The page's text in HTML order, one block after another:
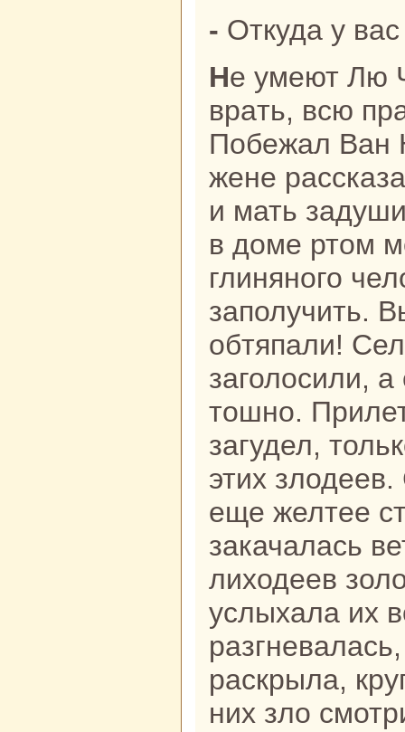
- Откуда у
Не умеют Лю Чунь-тянь с женой
вpaть, всю
Побежал Ван
жене
и мать
в доме ртом
глиняного
заполучить.
обтяпали!
заголосили,
тошно.
загудел,
этих
еще желтее
закачалась
лиходеев
услыхала их
paскрыла,
них зло